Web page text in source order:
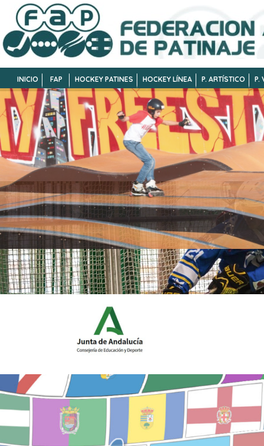
INICIO FAP HOCKEY PATINES HOCKEY LÍNEA P. ARTÍSTICO P.